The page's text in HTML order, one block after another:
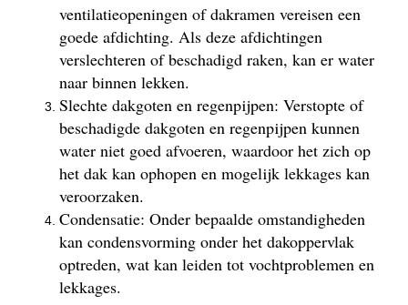
ventilatieopeningen of dakramen vereisen een
goede afdichting. Als deze afdichtingen
verslechteren of beschadigd raken, kan er water
naar binnen lekken.
Slechte dakgoten en regenpijpen: Verstopte of
beschadigde dakgoten en regenpijpen kunnen
water niet goed afvoeren, waardoor het zich op
het dak kan ophopen en mogelijk lekkages kan
veroorzaken.
Condensatie: Onder bepaalde omstandigheden
kan condensvorming onder het dakoppervlak
optreden, wat kan leiden tot vochtproblemen en
lekkages.